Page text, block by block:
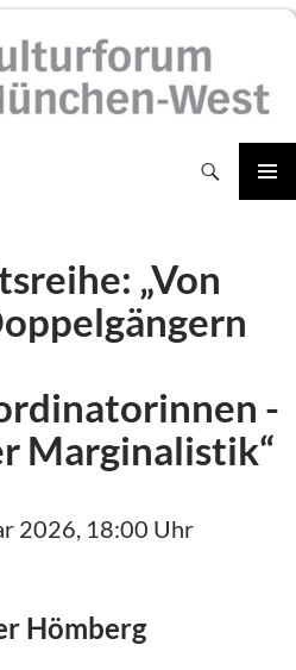
„Von
-
Marginalistik“
2026, 18:00 Uhr
Hömberg